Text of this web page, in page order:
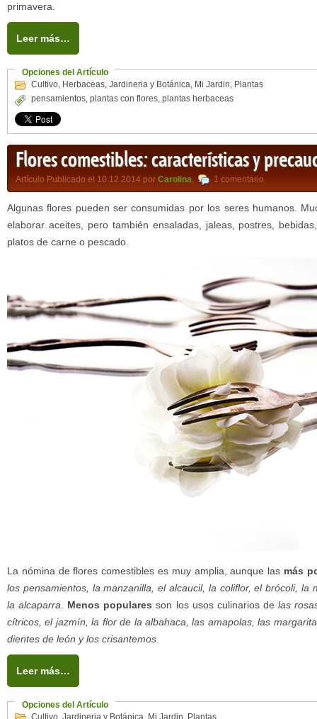
primavera.
Leer más…
Opciones del Artículo
Cultivo, Herbaceas, Jardineria y Botánica, Mi Jardin, Plantas
pensamientos, plantas con flores, plantas herbaceas
Flores comestibles: características y
Artículo Publicado el 10.12.2014 por Carolina, 1 comentario
Algunas flores pueden ser consumidas por los seres humanos.
elaborar aceites, pero también ensaladas, jaleas, postres,
platos de carne o pescado.
La nómina de flores comestibles es muy amplia, aunque las más
los pensamientos, la manzanilla, el alcaucil, la coliflor, el brócoli, la
la alcaparra
Menos populares son los usos culinarios delas
cítricos, el jazmín, la flor de la albahaca, las amapolas, las
dientes de león y los crisantemos
Leer más…
Opciones del Artículo
Cultivo Jardineria y Botánica Mi Jardin Plantas